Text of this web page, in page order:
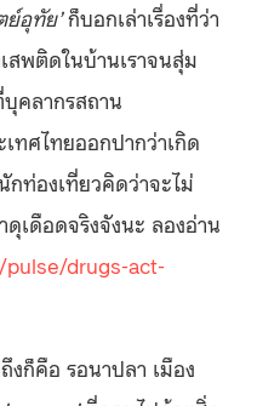
ย์อุทัย’ก็บอกเล่าเรื่องที่ว่า
พติดในบ้านเราจนสุ่ม
คลากรสถาน
ทศไทยออกปากว่าเกิด
ท่องเที่ยวคิดว่าจะไม่
เดือดจริงจังนะ ลองอ่าน
drugs-act-
ก็คือ รอนาปลา เมือง